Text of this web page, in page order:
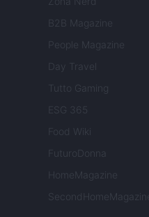
B2B Magazine
People Magazine
Day Travel
Tutto Gaming
ESG 365
Food Wiki
FuturoDonna
HomeMagazine
SecondHomeMagazine